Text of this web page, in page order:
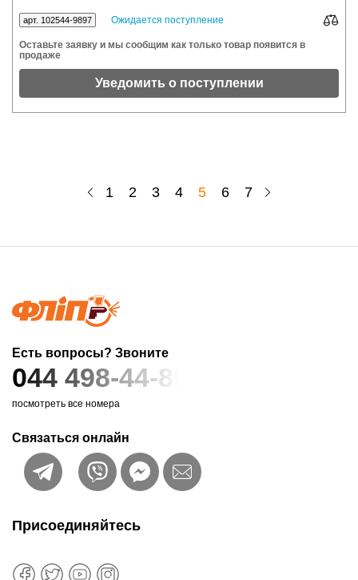
арт. 102544-9897 Ожидается поступление
Оставьте заявку и мы сообщим как только товар появится в
продаже
Уведомить о поступлении
1 2 3 4 5 6 7
Есть вопросы? Звоните
044 498-44-89
посмотреть все номера
Связаться онлайн
Присоединяйтесь